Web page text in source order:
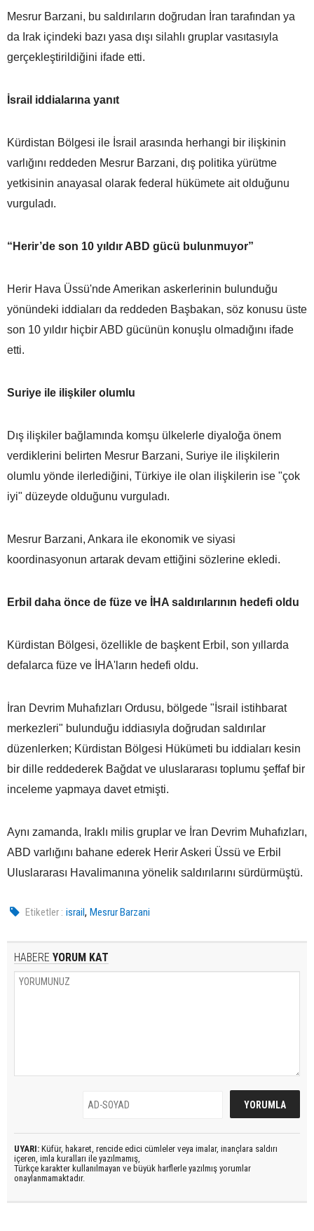
Mesrur Barzani, bu saldırıların doğrudan İran tarafından ya
da Irak içindeki bazı yasa dışı silahlı gruplar vasıtasıyla
gerçekleştirildiğini ifade etti.
İsrail iddialarına yanıt
Kürdistan Bölgesi ile İsrail arasında herhangi bir ilişkinin
varlığını reddeden Mesrur Barzani, dış politika yürütme
yetkisinin anayasal olarak federal hükümete ait olduğunu
vurguladı.
“Herir’de son 10 yıldır ABD gücü bulunmuyor”
Herir Hava Üssü'nde Amerikan askerlerinin bulunduğu
yönündeki iddiaları da reddeden Başbakan, söz konusu üste
son 10 yıldır hiçbir ABD gücünün konuşlu olmadığını ifade
etti.
Suriye ile ilişkiler olumlu
Dış ilişkiler bağlamında komşu ülkelerle diyaloğa önem
verdiklerini belirten Mesrur Barzani, Suriye ile ilişkilerin
olumlu yönde ilerlediğini, Türkiye ile olan ilişkilerin ise "çok
iyi" düzeyde olduğunu vurguladı.
Mesrur Barzani, Ankara ile ekonomik ve siyasi
koordinasyonun artarak devam ettiğini sözlerine ekledi.
Erbil daha önce de füze ve İHA saldırılarının hedefi oldu
Kürdistan Bölgesi, özellikle de başkent Erbil, son yıllarda
defalarca füze ve İHA'ların hedefi oldu.
İran Devrim Muhafızları Ordusu, bölgede "İsrail istihbarat
merkezleri" bulunduğu iddiasıyla doğrudan saldırılar
düzenlerken; Kürdistan Bölgesi Hükümeti bu iddiaları kesin
bir dille reddederek Bağdat ve uluslararası toplumu şeffaf bir
inceleme yapmaya davet etmişti.
Aynı zamanda, Iraklı milis gruplar ve İran Devrim Muhafızları,
ABD varlığını bahane ederek Herir Askeri Üssü ve Erbil
Uluslararası Havalimanına yönelik saldırılarını sürdürmüştü.
Etiketler : israil,Mesrur Barzani
HABERE YORUM KAT
UYARI: Küfür, hakaret, rencide edici cümleler veya imalar, inançlara saldırı
içeren, imla kuralları ile yazılmamış,
Türkçe karakter kullanılmayan ve büyük harflerle yazılmış yorumlar
onaylanmamaktadır.